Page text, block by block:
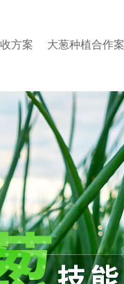
方案 大葱种植合作